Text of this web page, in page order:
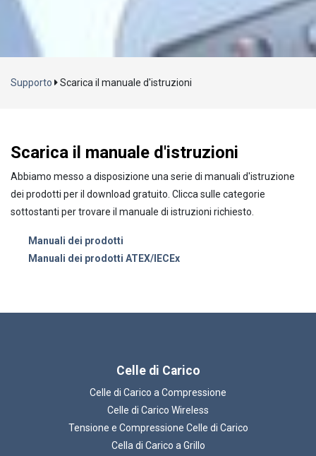
Caricamento...
Supporto Scarica il manuale d'istruzioni
Scarica il manuale d'istruzioni
Abbiamo messo a disposizione una serie di manuali d'istruzione
dei prodotti per il download gratuito. Clicca sulle categorie
sottostanti per trovare il manuale di istruzioni richiesto.
Manuali dei prodotti
Manuali dei prodotti ATEX/IECEx
Celle di Carico
Celle di Carico a Compressione
Celle di Carico Wireless
Tensione e Compressione Celle di Carico
Cella di Carico a Grillo